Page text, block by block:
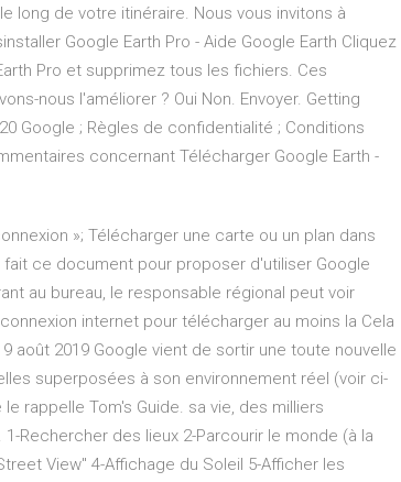
long de votre itinéraire. Nous vous invitons à
Google Earth Pro - Aide Google Earth Cliquez
Pro et supprimez tous les fichiers. Ces
nous l'améliorer ? Oui Non. Envoyer. Getting
Google ; Règles de confidentialité ; Conditions
concernant Télécharger Google Earth -
»; Télécharger une carte ou un plan dans
ce document pour proposer d'utiliser Google
au bureau, le responsable régional peut voir
internet pour télécharger au moins la Cela
août 2019 Google vient de sortir une toute nouvelle
superposées à son environnement réel (voir ci-
rappelle Tom's Guide. sa vie, des milliers
Rechercher des lieux 2-Parcourir le monde (à la
View" 4-Affichage du Soleil 5-Afficher les